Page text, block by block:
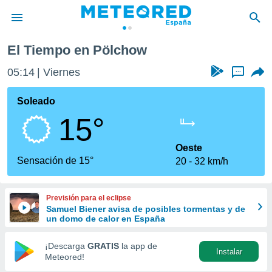
de
por
que se
calidad.
a este
las
y
forma
digital
basada
El Tiempo en Pölchow
05:14 Viernes ...
Soleado
15°
Sensación de 15°
Oeste
20
32 km/h
Previsión para el eclipse
Samuel Biener avisa de posibles tormentas y de
un domo de calor en España
¡Descarga GRATIS la app de
Meteored!
Instalar